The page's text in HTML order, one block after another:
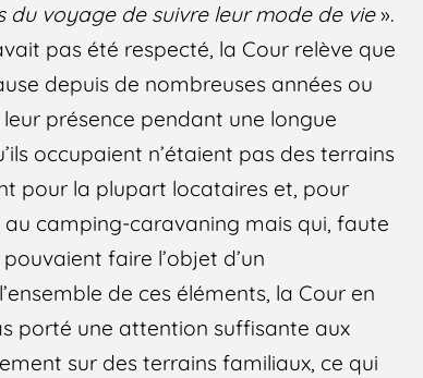
du voyage de suivre leur mode de vie».
pas été respecté, la Cour relève que
depuis de nombreuses années ou
présence pendant une longue
occupaient n’étaient pas des terrains
pour la plupart locataires et, pour
camping-caravaning mais qui, faute
faire l’objet d’un
de ces éléments, la Cour en
porté une attention suffisante aux
sur des terrains familiaux, ce qui